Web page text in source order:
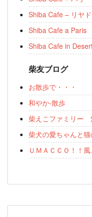
Shiba Cafe – リヤ
Shiba Cafe a Paris
Shiba Cafe in
柴友ブログ
お散歩で・・・
和やか-散歩
柴えこファミリー
柴犬の愛ちゃんと
ＵＭＡＣＣＯ！！